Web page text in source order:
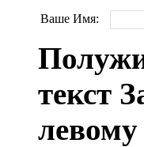
Ваше Имя:
текст